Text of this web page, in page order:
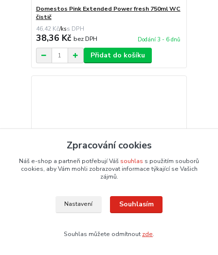
Domestos Pink Extended Power fresh 750ml WC
čistič
46,42 Kč/ks
38,36 Kč bez DPH Dodání 3 - 6 dnů
Přidat do košíku
Domestos Ultra white 750ml WC čistič
Zpracování cookies
Náš e-shop a partneři potřebují Váš souhlas s použitím souborů
cookies, aby Vám mohli zobrazovat informace týkající se Vašich
zájmů.
Nastavení Souhlasím
Souhlas můžete odmítnout zde.